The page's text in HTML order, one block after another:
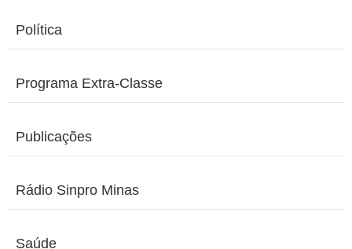
Política
Programa Extra-Classe
Publicações
Rádio Sinpro Minas
Saúde